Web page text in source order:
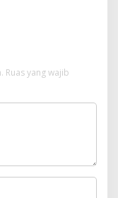
Ruas yang wajib